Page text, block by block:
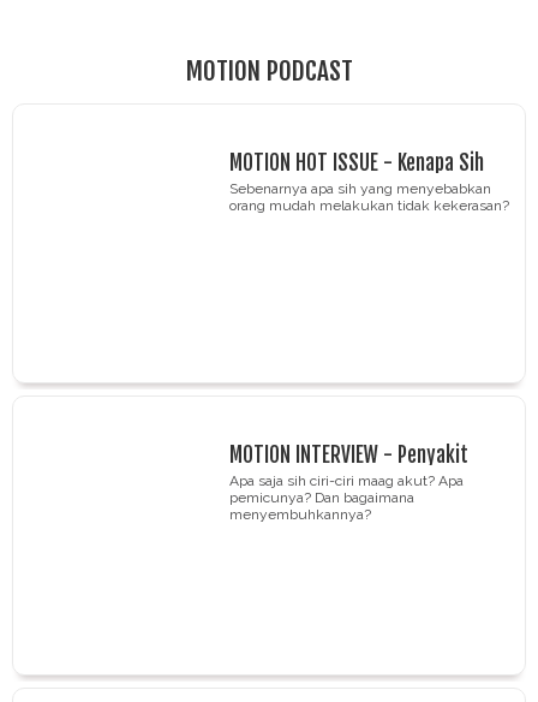
MOTION PODCAST
MOTION HOT ISSUE - Kenapa Sih
Orang Berperilaku Arogan
Sebenarnya apa sih yang menyebabkan
orang mudah melakukan tidak kekerasan?
MOTION INTERVIEW - Penyakit
Maag Jangan Dianggap Sepele!
Apa saja sih ciri-ciri maag akut? Apa
pemicunya? Dan bagaimana
menyembuhkannya?